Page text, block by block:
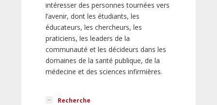
intéresser des personnes tournées vers
l’avenir, dont les étudiants, les
éducateurs, les chercheurs, les
praticiens, les leaders de la
communauté et les décideurs dans les
domaines de la santé publique, de la
médecine et des sciences infirmières.
Recherche